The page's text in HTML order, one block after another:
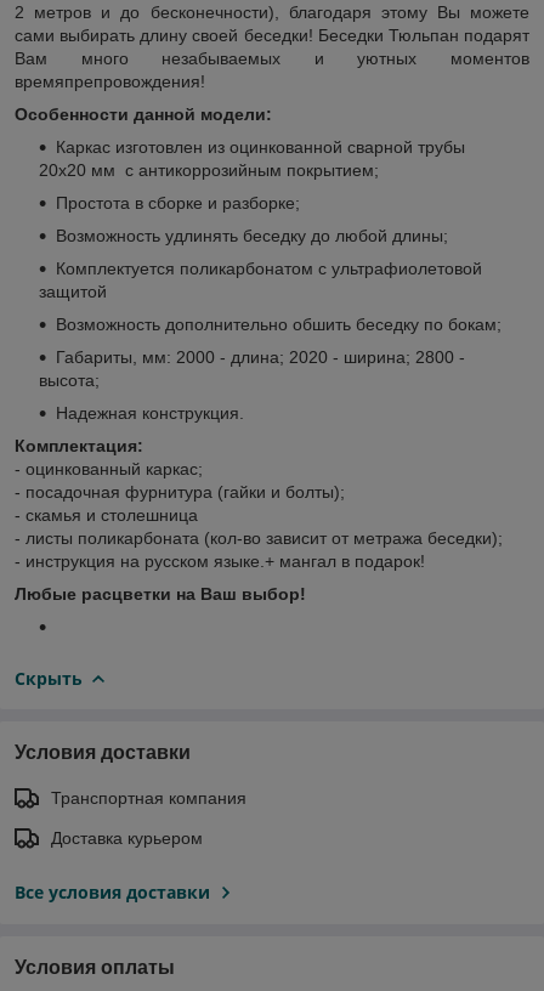
2 метров и до бесконечности), благодаря этому Вы можете
сами выбирать длину своей беседки! Беседки Тюльпан подарят
Вам много незабываемых и уютных моментов
времяпрепровождения!
Особенности данной модели:
Каркас изготовлен из оцинкованной сварной трубы
20х20 мм с антикоррозийным покрытием;
Простота в сборке и разборке;
Возможность удлинять беседку до любой длины;
Комплектуется поликарбонатом с ультрафиолетовой
защитой
Возможность дополнительно обшить беседку по бокам;
Габариты, мм: 2000 - длина; 2020 - ширина; 2800 -
высота;
Надежная конструкция.
Комплектация:
- оцинкованный каркас;
- посадочная фурнитура (гайки и болты);
- скамья и столешница
- листы поликарбоната (кол-во зависит от метража беседки);
- инструкция на русском языке.+ мангал в подарок!
Любые расцветки на Ваш выбор!
Скрыть
Условия доставки
Транспортная компания
Доставка курьером
Все условия доставки
Условия оплаты